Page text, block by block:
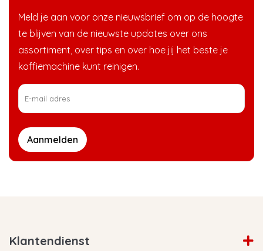
Meld je aan voor onze nieuwsbrief om op de hoogte
te blijven van de nieuwste updates over ons
assortiment, over tips en over hoe jij het beste je
koffiemachine kunt reinigen.
Aanmelden
Klantendienst